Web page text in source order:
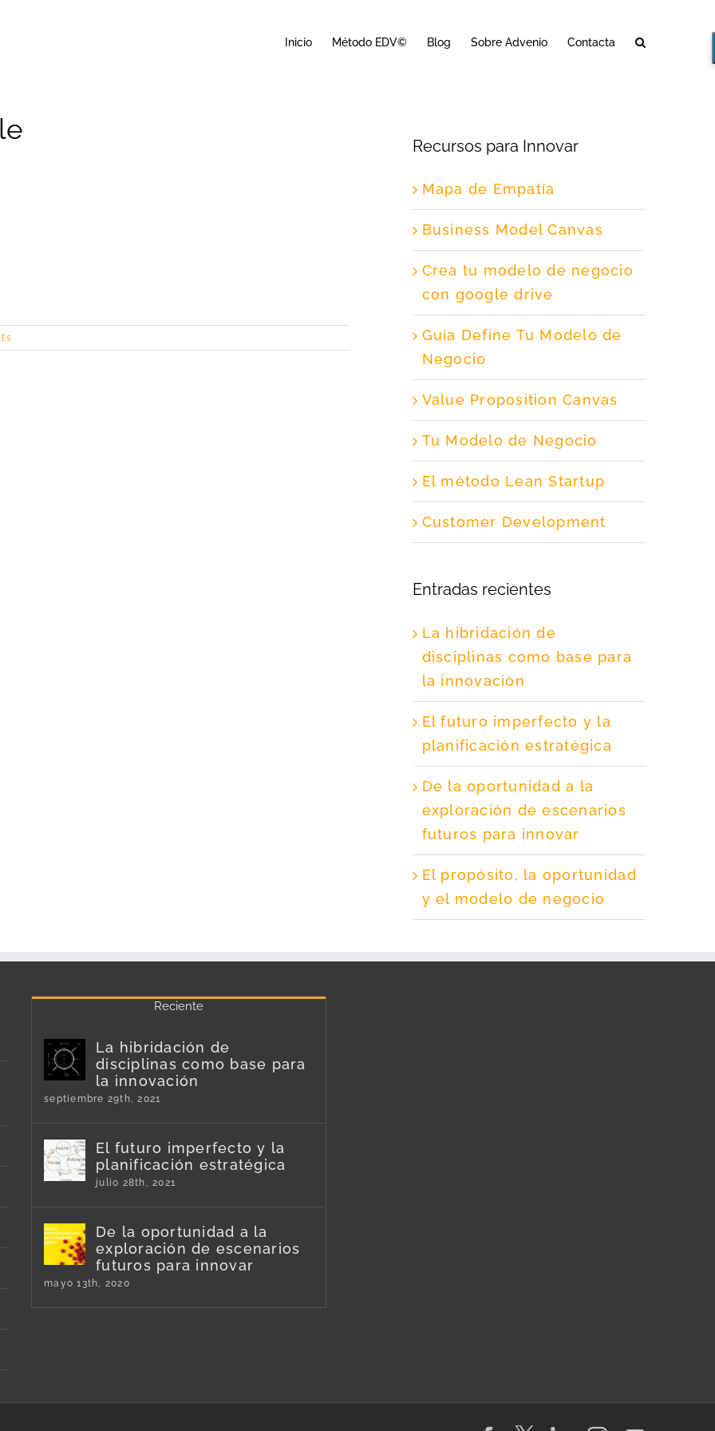
Inicio Método EDV© Blog Sobre Advenio Contacta
Recursos para Innovar
Mapa de Empatía
Business Model Canvas
Crea tu modelo de negocio
con google drive
Guía Define Tu Modelo de
Negocio
Value Proposition Canvas
Tu Modelo de Negocio
El método Lean Startup
Customer Development
Entradas recientes
La hibridación de
disciplinas como base para
la innovación
El futuro imperfecto y la
planificación estratégica
De la oportunidad a la
exploración de escenarios
futuros para innovar
El propósito, la oportunidad
y el modelo de negocio
Reciente
La hibridación de
disciplinas como base para
la innovación
septiembre 29th, 2021
El futuro imperfecto y la
planificación estratégica
julio 28th, 2021
De la oportunidad a la
exploración de escenarios
futuros para innovar
mayo 13th, 2020